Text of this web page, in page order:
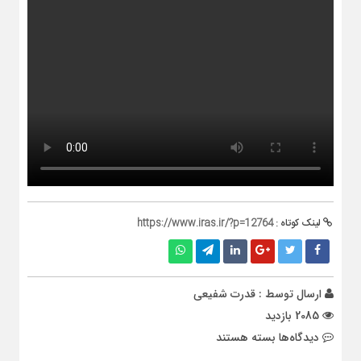
لینک کوتاه :https://www.iras.ir/?p=12764
ارسال توسط : قدرت شفیعی
دیدگاه‌ها برای
بسته هستند